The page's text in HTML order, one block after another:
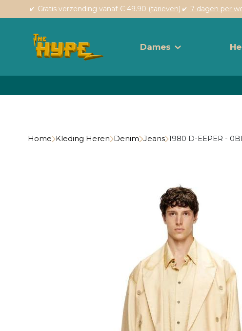
Gratis verzending vanaf € 49.90 (tarieven) 7 dagen per
Dames
Home Kleding Heren Denim Jeans 1980 D-EEPER -